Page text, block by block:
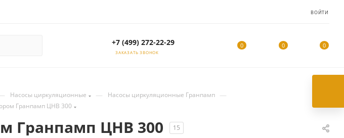
ВОЙТИ
+7 (499) 272-22-29
ЗАКАЗАТЬ ЗВОНОК
0 0 0
Насосы циркуляционные — Насосы циркуляционные Гранпамп —
Гранпамп ЦНВ 300
Гранпамп ЦНВ 300 15